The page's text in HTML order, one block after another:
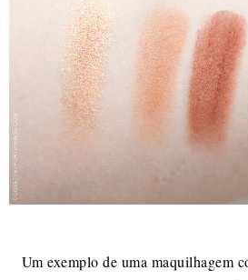
Um exemplo de uma maquilhagem